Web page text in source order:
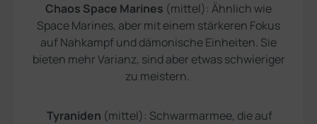
Chaos Space Marines (mittel): Ähnlich wie
Space Marines, aber mit einem stärkeren Fokus
auf Nahkampf und dämonische Einheiten. Sie
bieten mehr Varianz, sind aber etwas schwieriger
zu meistern.
Tyraniden (mittel): Schwarmarmee, die auf